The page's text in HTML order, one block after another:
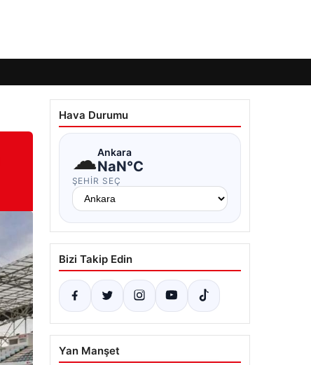
Hava Durumu
☁Ankara
NaN°C
ŞEHIR SEÇ
Bizi Takip Edin
Yan Manşet